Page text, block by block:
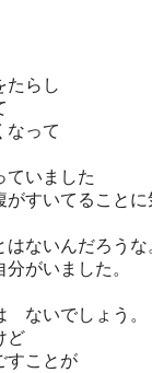
らし
って
いました
すいてることに
ないんだろうな
がいました。
ないでしょう。
ど
ことが